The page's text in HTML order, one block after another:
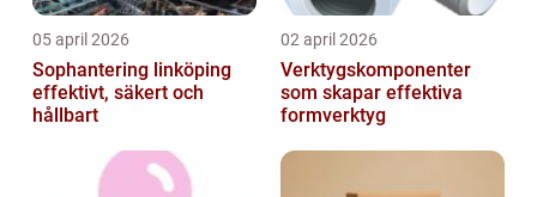
05 april 2026
Sophantering linköping
effektivt, säkert och
hållbart
02 april 2026
Verktygskomponenter
som skapar effektiva
formverktyg